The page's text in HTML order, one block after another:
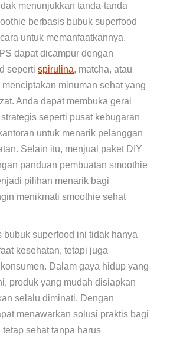
menunjukkan tanda-tanda
berbasis bubuk superfood
untuk memanfaatkannya.
dapat dicampur dengan
seperti spirulina, matcha, atau
minuman sehat yang
Anda dapat membuka gerai
seperti pusat kebugaran
untuk menarik pelanggan
Selain itu, menjual paket DIY
panduan pembuatan smoothie
pilihan menarik bagi
menikmati smoothie sehat
bubuk superfood ini tidak hanya
kesehatan, tetapi juga
Dalam gaya hidup yang
produk yang mudah disiapkan
selalu diminati. Dengan
menawarkan solusi praktis bagi
sehat tanpa harus